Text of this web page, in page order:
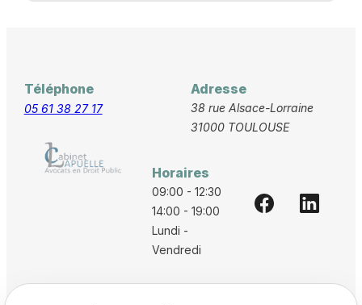
Téléphone
05 61 38 27 17
Adresse
38 rue Alsace-Lorraine
31000 TOULOUSE
Horaires
09:00 - 12:30
14:00 - 19:00
Lundi -
Vendredi